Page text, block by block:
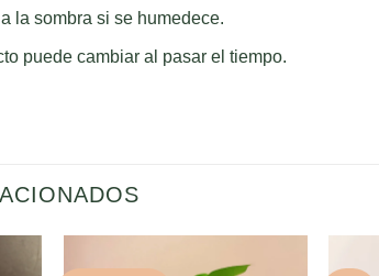
la sombra si se humedece.
puede cambiar al pasar el tiempo.